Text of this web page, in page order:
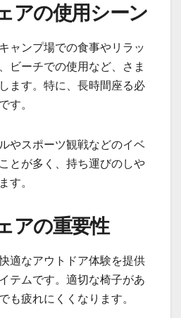
アの使用シーン
ャンプ場での食事やリラッ
ビーチでの使用など、さま
ます。特に、長時間座る必
す。
やスポーツ観戦などのイベ
とが多く、持ち運びのしや
す。
アの重要性
適なアウトドア体験を提供
テムです。適切な椅子があ
も疲れにくくなります。